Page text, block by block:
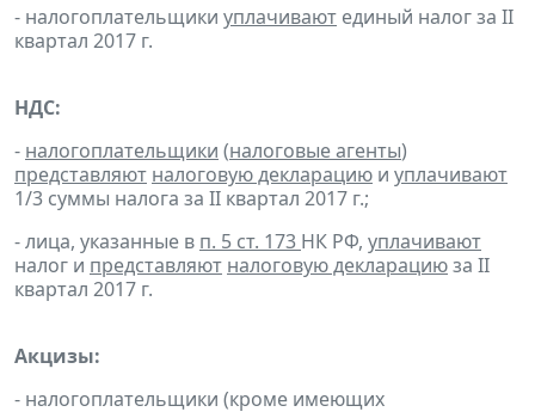
- налогоплательщики уплачивают единый налог за II
квартал 2017 г.
НДС:
- налогоплательщики (налоговые агенты)
представляют налоговую декларацию и уплачивают
1/3 суммы налога за II квартал 2017 г.;
- лица, указанные в п. 5 ст. 173 НК РФ, уплачивают
налог и представляют налоговую декларациюза II
квартал 2017 г.
Акцизы:
- налогоплательщики (кроме имеющих